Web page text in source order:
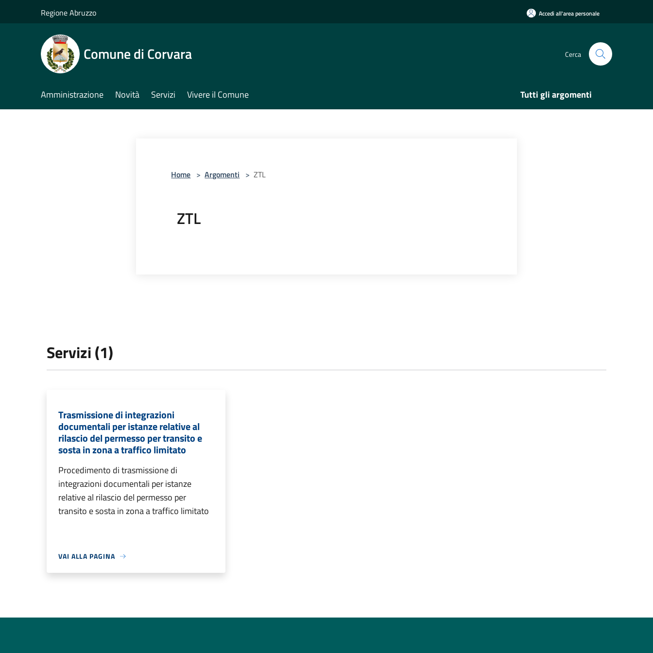
Regione Abruzzo Accedi all'area personale
Comune di Corvara Cerca
Amministrazione Novità Servizi Vivere il Comune Tutti gli argomenti
Home > Argomenti > ZTL
ZTL
Servizi (1)
Trasmissione di integrazioni
documentali per istanze relative al
rilascio del permesso per transito e
sosta in zona a traffico limitato
Procedimento di trasmissione di
integrazioni documentali per istanze
relative al rilascio del permesso per
transito e sosta in zona a traffico limitato
VAI ALLA PAGINA